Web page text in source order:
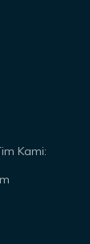
Kami: